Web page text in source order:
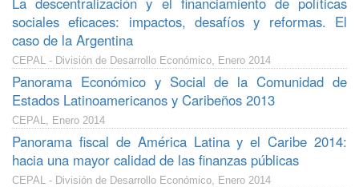
sociales eficaces: impactos, desafíos y reformas. El
caso de la Argentina
CEPAL - División de Desarrollo Económico, Enero 2014
Panorama Económico y Social de la Comunidad de
Estados Latinoamericanos y Caribeños 2013
CEPAL, Enero 2014
Panorama fiscal de América Latina y el Caribe 2014:
hacia una mayor calidad de las finanzas públicas
CEPAL - División de Desarrollo Económico, Enero 2014